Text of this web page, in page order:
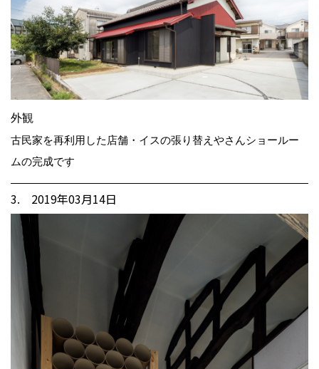
外観
古民家を再利用した店舗・イスの張り替えやさんショールー
ムの完成です
3. 2019年03月14日